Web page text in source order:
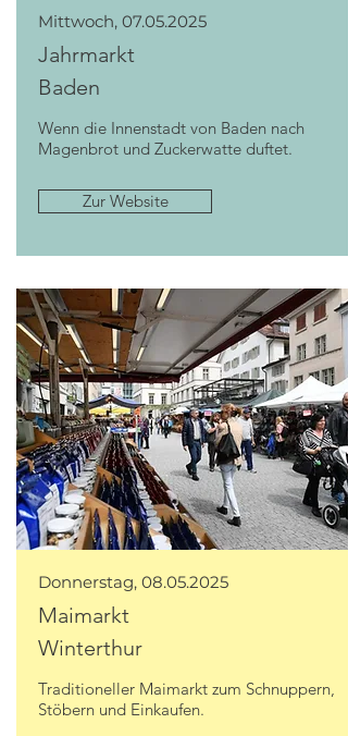
Mittwoch, 07.05.2025
Jahrmarkt
Baden
Wenn die Innenstadt von Baden nach
Magenbrot und Zuckerwatte duftet.
Zur Website
Donnerstag, 08.05.2025
Maimarkt
Winterthur
Traditioneller Maimarkt zum Schnuppern,
Stöbern und Einkaufen.